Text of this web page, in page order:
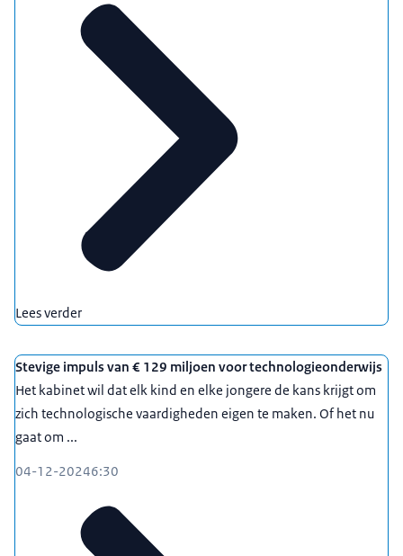
Lees verder
Stevige impuls van € 129 miljoen voor technologieonderwijs
Het kabinet wil dat elk kind en elke jongere de kans krijgt om
zich technologische vaardigheden eigen te maken. Of het nu
gaat om ...
04-12-20246:30